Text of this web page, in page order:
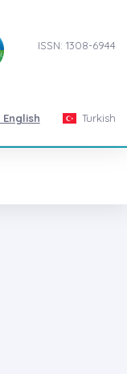
ISSN: 1308-6944
English Turkish